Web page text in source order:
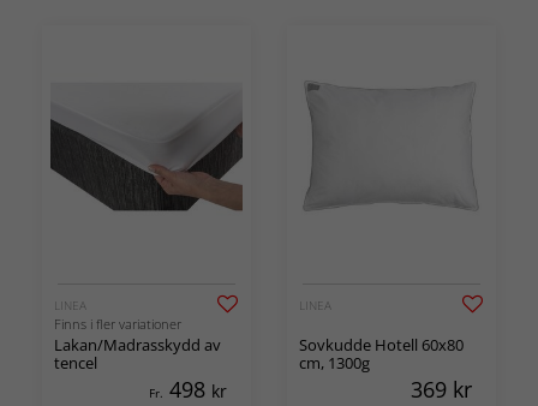
LINEA
Finns i fler variationer
Lakan/Madrasskydd av
tencel
Fr. 498 kr
LINEA
Sovkudde Hotell 60x80
cm, 1300g
369 kr